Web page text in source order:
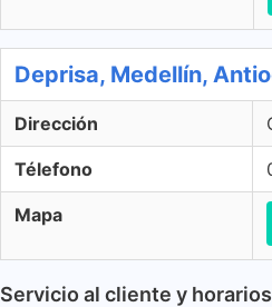
Deprisa, Medellín,
Dirección
Télefono
Mapa
Servicio al cliente y